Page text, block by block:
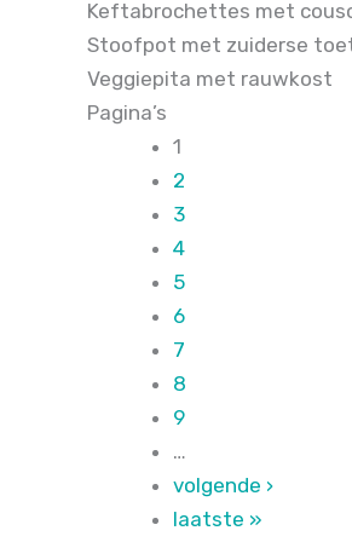
Keftabrochettes met
Stoofpot met zuiderse
Veggiepita met rauwkost
Pagina’s
1
2
3
4
5
6
7
8
9
…
volgende ›
laatste »